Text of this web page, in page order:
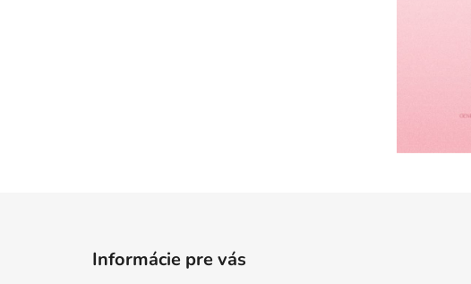
Informácie pre vás